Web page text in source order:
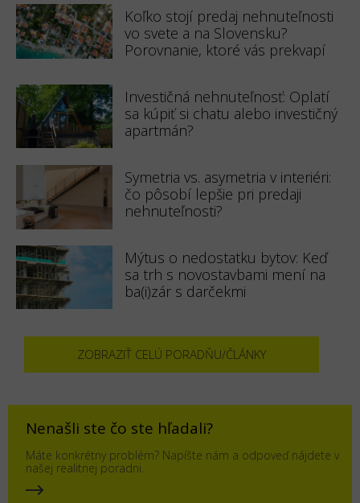
Koľko stojí predaj nehnuteľnosti
vo svete a na Slovensku?
Porovnanie, ktoré vás prekvapí
Investičná nehnuteľnosť: Oplatí
sa kúpiť si chatu alebo investičný
apartmán?
Symetria vs. asymetria v interiéri:
čo pôsobí lepšie pri predaji
nehnuteľnosti?
Mýtus o nedostatku bytov: Keď
sa trh s novostavbami mení na
ba(i)zár s darčekmi
ZOBRAZIŤ CELÚ PORADŇU/ČLÁNKY
Nenašli ste čo ste hľadali?
Máte konkrétny problém? Napíšte nám a odpoveď nájdete v
našej realitnej poradni.